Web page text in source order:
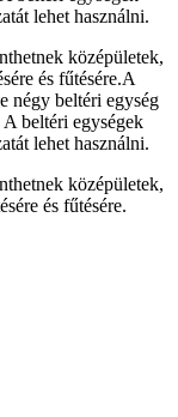
lehet használni.
középületek,
és fűtésére.A
négy beltéri egység
beltéri egységek
lehet használni.
középületek,
és fűtésére.